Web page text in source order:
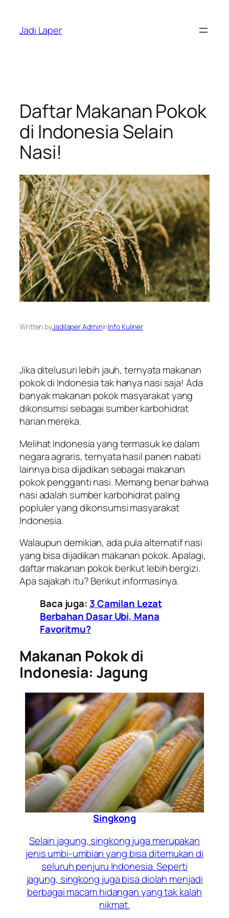
content
Jadi Laper
Daftar Makanan Pokok
di Indonesia Selain
Nasi!
Written byJadilaper AdmininInfo Kuliner
Jika ditelusuri lebih jauh, ternyata makanan
pokok di Indonesia tak hanya nasi saja! Ada
banyak makanan pokok masyarakat yang
dikonsumsi sebagai sumber karbohidrat
harian mereka.
Melihat Indonesia yang termasuk ke dalam
negara agraris, ternyata hasil panen nabati
lainnya bisa dijadikan sebagai makanan
pokok pengganti nasi. Memang benar bahwa
nasi adalah sumber karbohidrat paling
popluler yang dikonsumsi masyarakat
Indonesia.
Walaupun demikian, ada pula alternatif nasi
yang bisa dijadikan makanan pokok. Apalagi,
daftar makanan pokok berikut lebih bergizi.
Apa sajakah itu? Berikut informasinya.
Baca juga: 3 Camilan Lezat
Berbahan Dasar Ubi, Mana
Favoritmu?
Makanan Pokok di
Indonesia: Jagung
Singkong
Selain jagung, singkong juga merupakan
jenis umbi-umbian yang bisa ditemukan di
seluruh penjuru Indonesia. Seperti
jagung, singkong juga bisa diolah menjadi
berbagai macam hidangan yang tak kalah
nikmat.